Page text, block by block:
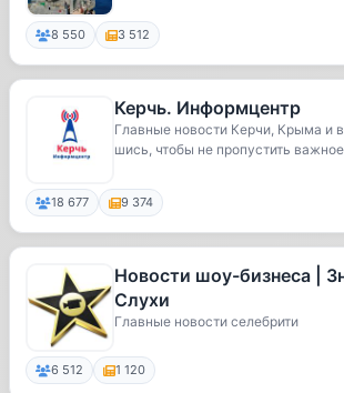
8 550 3 512
Керчь. Информцентр
Главные новости Керчи, Крыма и
шись, чтобы не пропустить
18 677 9 374
Новости шоу-бизнеса |
Слухи
Главные новости селебрити
6 512 1 120